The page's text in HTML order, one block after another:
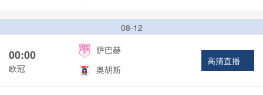
08-12
00:00
欧冠
萨巴赫
奥胡斯
高清直播